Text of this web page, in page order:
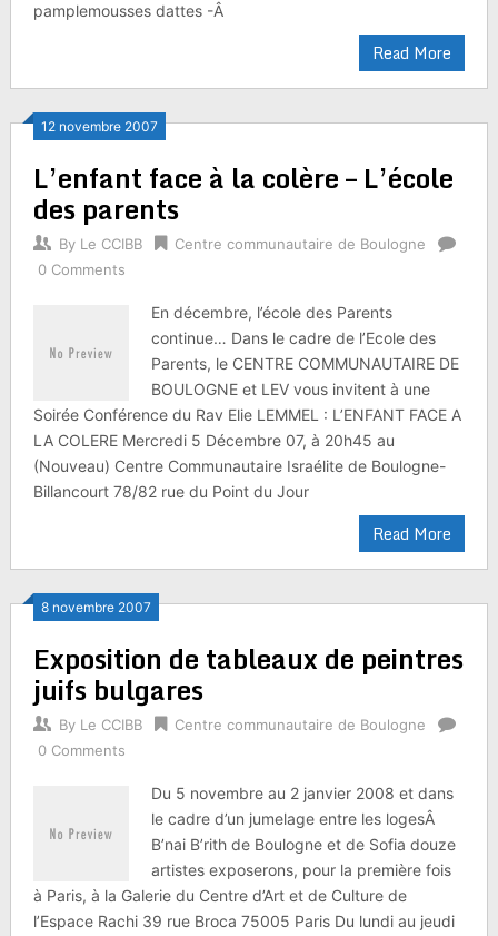
pamplemousses dattes -Â
Read More
12 novembre 2007
L’enfant face à la colère – L’école
des parents
By Le CCIBB
Centre communautaire de Boulogne
0 Comments
En décembre, l’école des Parents
continue… Dans le cadre de l’Ecole des
Parents, le CENTRE COMMUNAUTAIRE DE
BOULOGNE et LEV vous invitent à une
Soirée Conférence du Rav Elie LEMMEL : L’ENFANT FACE A
LA COLERE Mercredi 5 Décembre 07, à 20h45 au
(Nouveau) Centre Communautaire Israélite de Boulogne-
Billancourt 78/82 rue du Point du Jour
Read More
8 novembre 2007
Exposition de tableaux de peintres
juifs bulgares
By Le CCIBB
Centre communautaire de Boulogne
0 Comments
Du 5 novembre au 2 janvier 2008 et dans
le cadre d’un jumelage entre les logesÂ
B’nai B’rith de Boulogne et de Sofia douze
artistes exposerons, pour la première fois
à Paris, à la Galerie du Centre d’Art et de Culture de
l’Espace Rachi 39 rue Broca 75005 Paris Du lundi au jeudi